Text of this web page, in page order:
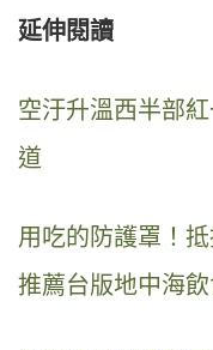
延伸閱讀
空汙升溫西半部
道
用吃的防護罩！
推薦台版地中海